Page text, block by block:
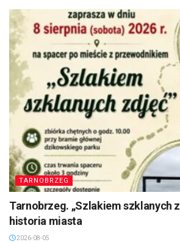
TARNOBRZEG
Tarnobrzeg. „Szlakiem szklanych
historia miasta
2026-08-05